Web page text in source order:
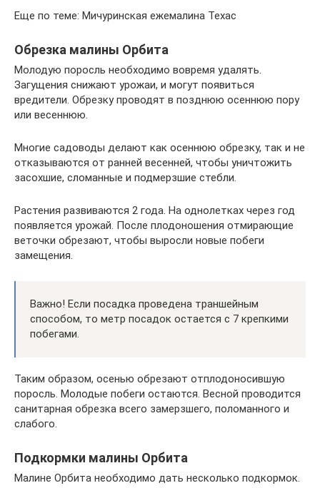
Еще по теме: Мичуринская ежемалина Техас
Обрезка малины Орбита
Молодую поросль необходимо вовремя удалять.
Загущения снижают урожаи, и могут появиться
вредители. Обрезку проводят в позднюю осеннюю пору
или весеннюю.
Многие садоводы делают как осеннюю обрезку, так и не
отказываются от ранней весенней, чтобы уничтожить
засохшие, сломанные и подмерзшие стебли.
Растения развиваются 2 года. На однолетках через год
появляется урожай. После плодоношения отмирающие
веточки обрезают, чтобы выросли новые побеги
замещения.
Важно! Если посадка проведена траншейным
способом, то метр посадок остается с 7 крепкими
побегами.
Таким образом, осенью обрезают отплодоносившую
поросль. Молодые побеги остаются. Весной проводится
санитарная обрезка всего замерзшего, поломанного и
слабого.
Подкормки малины Орбита
Малине Орбита необходимо дать несколько подкормок.